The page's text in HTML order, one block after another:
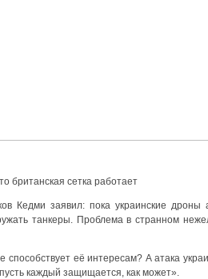
британская сетка работает
Кедми заявил: пока украинские
танкеры. Проблема в странном
способствует её интересам? А атака
пусть каждый защищается, как может».